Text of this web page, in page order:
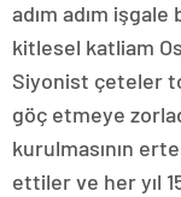
adım adım
kitlesel katliam
Siyonist çeteler
göç etmeye
kurulmasının
ettiler ve her yıl